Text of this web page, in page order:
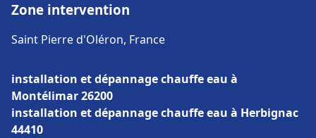
Zone intervention
Saint Pierre d'Oléron, France
installation et dépannage chauffe eau à
Montélimar 26200
installation et dépannage chauffe eau à Herbignac
44410